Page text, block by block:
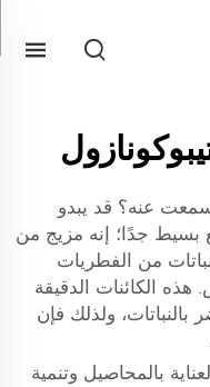
سمعت عنه؟ قد يبدو
بسيط جدًا؛ إنه مزيج من
من الفطريات
الكائنات الدقيقة
ولذلك فإن
بالمحاصيل وتنمية